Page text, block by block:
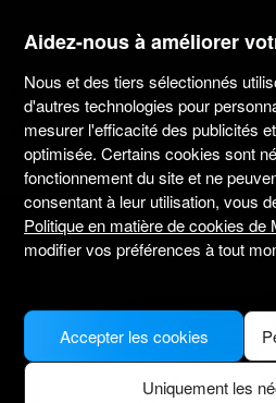
Northman Shipyard
Wegorzewo
Sans skipper uniquement Professionnel
Aidez-nous à améliorer
Nous et des tiers sélectionnés
d'autres technologies pour
mesurer l'efficacité des publicités
optimisée. Certains cookies sont
fonctionnement du site et ne
consentant à leur utilisation, vous
Politique en matière de cookies de
modifier vos préférences à tout
Uniquement les
Accepter les cookies